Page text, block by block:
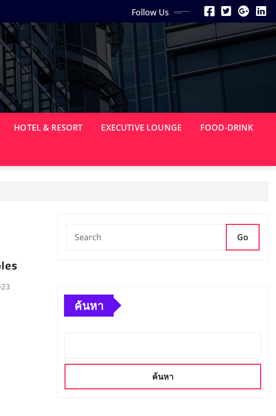
Follow Us
HOTEL & RESORT EXECUTIVE LOUNGE FOOD-DRINK
Go
ค้นหา
ค้นหา